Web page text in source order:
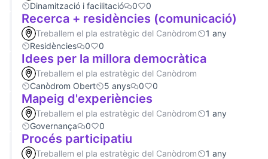
Dinamització i facilitació
0 0
Recerca + residències (comunicació)
Treballem el pla estratègic del Canòdrom
1 any
Residències
0 0
Idees per la millora democràtica
Treballem el pla estratègic del Canòdrom
Canòdrom Obert
5 anys 0 0
Mapeig d'experiències
Treballem el pla estratègic del Canòdrom
1 any
Governança
0 0
Procés participatiu
Treballem el pla estratègic del Canòdrom
1 any